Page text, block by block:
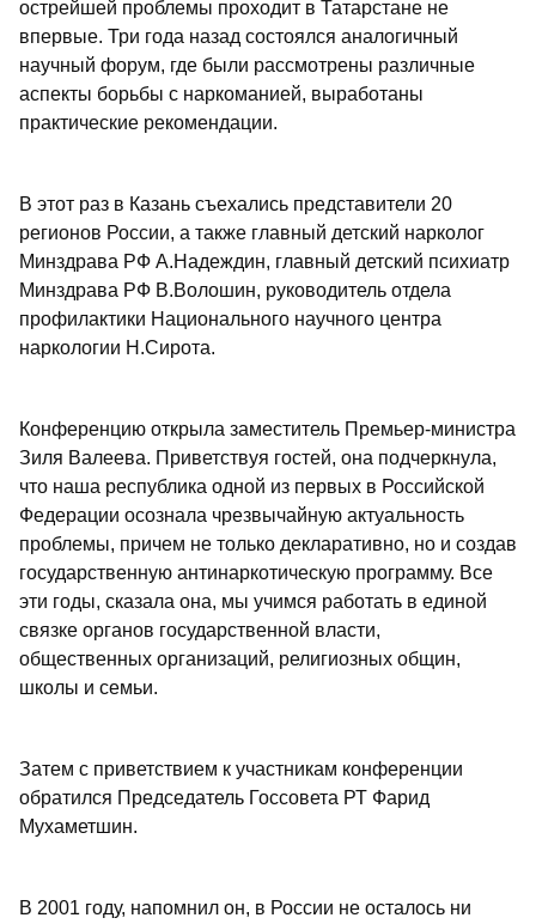
острейшей проблемы проходит в Татарстане не
впервые. Три года назад состоялся аналогичный
научный форум, где были рассмотрены различные
аспекты борьбы с наркоманией, выработаны
практические рекомендации.
В этот раз в Казань съехались представители 20
регионов России, а также главный детский нарколог
Минздрава РФ А.Надеждин, главный детский психиатр
Минздрава РФ В.Волошин, руководитель отдела
профилактики Национального научного центра
наркологии Н.Сирота.
Конференцию открыла заместитель Премьер-министра
Зиля Валеева. Приветствуя гостей, она подчеркнула,
что наша республика одной из первых в Российской
Федерации осознала чрезвычайную актуальность
проблемы, причем не только декларативно, но и создав
государственную антинаркотическую программу. Все
эти годы, сказала она, мы учимся работать в единой
связке органов государственной власти,
общественных организаций, религиозных общин,
школы и семьи.
Затем с приветствием к участникам конференции
обратился Председатель Госсовета РТ Фарид
Мухаметшин.
В 2001 году, напомнил он, в России не осталось ни